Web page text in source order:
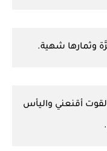
وثمارها شهية.
أقنعني واليأس